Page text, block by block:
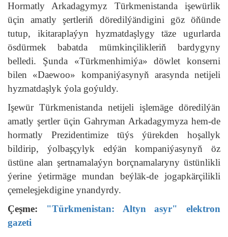
Hormatly Arkadagymyz Türkmenistanda işewürlik
üçin amatly şertleriň döredilýändigini göz öňünde
tutup, ikitaraplaýyn hyzmatdaşlygy täze ugurlarda
ösdürmek babatda mümkinçilikleriň bardygyny
belledi. Şunda «Türkmenhimiýa» döwlet konserni
bilen «Daewoo» kompaniýasynyň arasynda netijeli
hyzmatdaşlyk ýola goýuldy.
Işewür Türkmenistanda netijeli işlemäge döredilýän
amatly şertler üçin Gahryman Arkadagymyza hem-de
hormatly Prezidentimize tüýs ýürekden hoşallyk
bildirip, ýolbaşçylyk edýän kompaniýasynyň öz
üstüne alan şertnamalaýyn borçnamalaryny üstünlikli
ýerine ýetirmäge mundan beýläk-de jogapkärçilikli
çemeleşjekdigine ynandyrdy.
Çeşme:
"Türkmenistan: Altyn asyr" elektron
gazeti